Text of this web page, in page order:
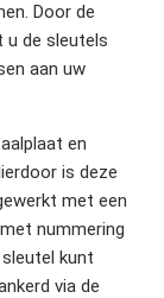
Door de
u de sleutels
aan uw
en
is deze
met een
nummering
kunt
via de